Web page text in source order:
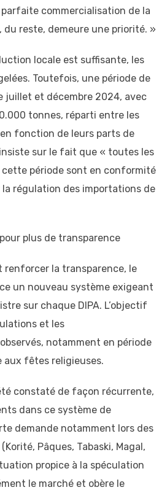
commercialisation de la
reste, demeure une priorité. »
locale est suffisante, les
Toutefois, une période de
juillet et décembre 2024, avec
tonnes, réparti entre les
fonction de leurs parts de
sur le fait que « toutes les
cette période sont en conformité
la régulation des importations de
plus de transparence
renforcer la transparence, le
un nouveau système exigeant
sur chaque DIPA. L’objectif
et les
notamment en période
aux fêtes religieuses.
constaté de façon récurrente,
dans ce système de
demande notamment lors des
Pâques, Tabaski, Magal,
propice à la spéculation
le marché et obère le